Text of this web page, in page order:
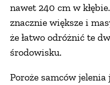
nawet 240 cm w
znacznie większe i
że łatwo odróżnić te
środowisku.
Poroże samców